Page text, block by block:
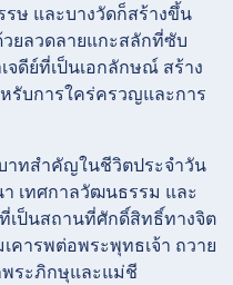
ษ และบางวัดก็สร้างขึ้น
ยลวดลายแกะสลักที่ซับ
ดีย์ที่เป็นเอกลักษณ์ สร้าง
รับการใคร่ครวญและการ
าทสำคัญในชีวิตประจำวัน
เทศกาลวัฒนธรรม และ
เป็นสถานที่ศักดิ์สิทธิ์ทางจิต
ารพต่อพระพุทธเจ้า ถวาย
พระภิกษุและแม่ชี